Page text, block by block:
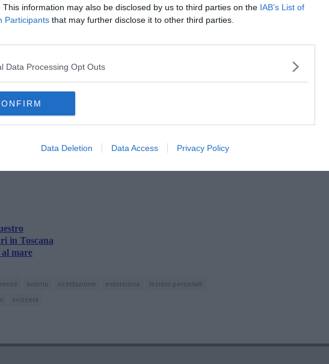
This information may also be disclosed by us to third parties on the IAB’s List of
Participants that may further disclose it to other third parties.
Data Processing Opt Outs
Data Deletion Data Access Privacy Policy
nella disponibilità dell'uomo, il cui valore
reddituale nota. Ecco dunque il provvedimento di
immobiliari (tra abitazioni, terreni, fondi commerciali)
complessivo pari a 6.130.000 euro, oltre a disponibilità
del valore di 5.353.840 euro, per un importo complessivo
iscriviti allaNewsletter QUInews - ToscanaMedia.
nella tua casella di posta.
in Toscana
al mare
livorno ricettazione estorsione
lesioni personali
svizzera